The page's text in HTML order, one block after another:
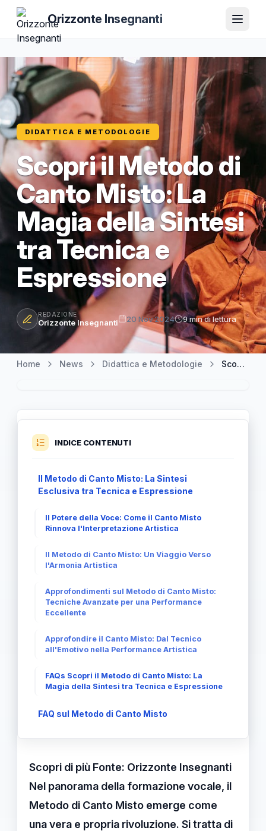
Orizzonte Insegnanti
DIDATTICA E METODOLOGIE
Scopri il Metodo di
Canto Misto: La
Magia della Sintesi
tra Tecnica e
Espressione
REDAZIONE
Orizzonte Insegnanti 20 Nov 2024 9 min di lettura
Home News Didattica e Metodologie Scopri il Metodo di Canto Misto: La Magia della Sintesi tra Tecnica e Espressione
INDICE CONTENUTI
Il Metodo di Canto Misto: La Sintesi
Esclusiva tra Tecnica e Espressione
Il Potere della Voce: Come il Canto Misto
Rinnova l'Interpretazione Artistica
Il Metodo di Canto Misto: Un Viaggio Verso
l'Armonia Artistica
Approfondimenti sul Metodo di Canto Misto:
Tecniche Avanzate per una Performance
Eccellente
Approfondire il Canto Misto: Dal Tecnico
all'Emotivo nella Performance Artistica
FAQs Scopri il Metodo di Canto Misto: La
Magia della Sintesi tra Tecnica e Espressione
FAQ sul Metodo di Canto Misto
Scopri di più Fonte: Orizzonte Insegnanti
Nel panorama della formazione vocale, il
Metodo di Canto Misto emerge come
una vera e propria rivoluzione. Si tratta di